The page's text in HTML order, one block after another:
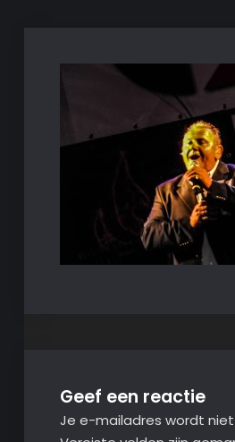
Geef een reactie
Je e-mailadres wordt